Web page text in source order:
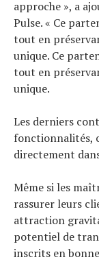
approche », a
Pulse. « Ce
tout en
unique. Ce
tout en
unique.
Les derniers
fonctionnalités,
directement
Même si les
rassurer leurs
attraction
potentiel de
inscrits en